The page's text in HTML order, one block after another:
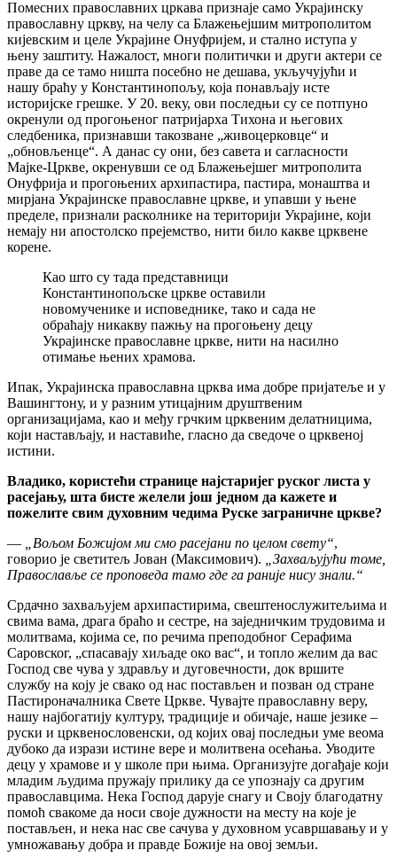
Помесних православних цркава признаје само Украјинску
православну цркву, на челу са Блажењејшим митрополитом
кијевским и целе Украјине Онуфријем, и стално иступа у
њену заштиту. Нажалост, многи политички и други актери се
праве да се тамо ништа посебно не дешава, укључујући и
нашу браћу у Константинопољу, која понављају исте
историјске грешке. У 20. веку, ови последњи су се потпуно
окренули од прогоњеног патријарха Тихона и његових
следбеника, признавши такозване „живоцерковце“ и
„обновљенце“. А данас су они, без савета и сагласности
Мајке-Цркве, окренувши се од Блажењејшег митрополита
Онуфрија и прогоњених архипастира, пастира, монаштва и
мирјана Украјинске православне цркве, и упавши у њене
пределе, признали расколнике на територији Украјине, који
немају ни апостолско прејемство, нити било какве црквене
корене.
Као што су тада представници
Константинопољске цркве оставили
новомученике и исповеднике, тако и сада не
обраћају никакву пажњу на прогоњену децу
Украјинске православне цркве, нити на насилно
отимање њених храмова.
Ипак, Украјинска православна црква има добре пријатеље и у
Вашингтону, и у разним утицајним друштвеним
организацијама, као и међу грчким црквеним делатницима,
који настављају, и наставиће, гласно да сведоче о црквеној
истини.
Владико, користећи странице најстаријег руског листа у
расејању, шта бисте желели још једном да кажете и
пожелите свим духовним чедима Руске заграничне цркве?
— „Вољом Божијом ми смо расејани по целом свету“,
говорио је светитељ Јован (Максимович). „Захваљујући томе,
Православље се проповеда тамо где га раније нису знали.“
Срдачно захваљујем архипастирима, свештенослужитељима и
свима вама, драга браћо и сестре, на заједничким трудовима и
молитвама, којима се, по речима преподобног Серафима
Саровског, „спасавају хиљаде око вас“, и топло желим да вас
Господ све чува у здрављу и дуговечности, док вршите
службу на коју је свако од нас постављен и позван од стране
Пастироначалника Свете Цркве. Чувајте православну веру,
нашу најбогатију културу, традиције и обичаје, наше језике –
руски и црквенословенски, од којих овај последњи уме веома
дубоко да изрази истине вере и молитвена осећања. Уводите
децу у храмове и у школе при њима. Организујте догађаје који
младим људима пружају прилику да се упознају са другим
православцима. Нека Господ дарује снагу и Своју благодатну
помоћ свакоме да носи своје дужности на месту на које је
постављен, и нека нас све сачува у духовном усавршавању и у
умножавању добра и правде Божије на овој земљи.